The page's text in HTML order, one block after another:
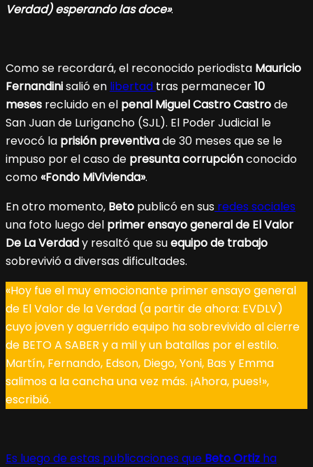
Verdad) esperando las doce».
Como se recordará, el reconocido periodista Mauricio
Fernandinisalió en libertad tras permanecer10
meses recluido en el penal Miguel Castro Castrode
San Juan de Lurigancho (SJL). El Poder Judicial le
revocó la prisión preventivade 30 meses que se le
impuso por el caso de presunta corrupciónconocido
como«Fondo MiVivienda».
En otro momento, Beto publicó en sus redes sociales
una foto luego del primer ensayo general de El Valor
De La Verdady resaltó que suequipo de trabajo
sobrevivió a diversas dificultades.
«Hoy fue el muy emocionante primer ensayo general
de El Valor de la Verdad (a partir de ahora: EVDLV)
cuyo joven y aguerrido equipo ha sobrevivido al cierre
de BETO A SABER y a mil y un batallas por el estilo.
Martín, Fernando, Edson, Diego, Yoni, Bas y Emma
salimos a la cancha una vez más. ¡Ahora, pues!»,
escribió.
Es luego de estas publicaciones que Beto Ortiz ha